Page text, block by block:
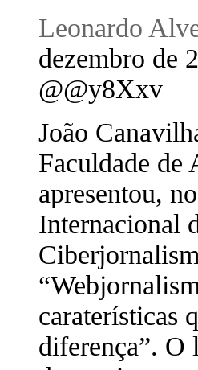
Leonardo
dezembro de
@@y8Xxv
João
Faculdade de
apresentou,
Internacional
caraterísticas
diferença”. O